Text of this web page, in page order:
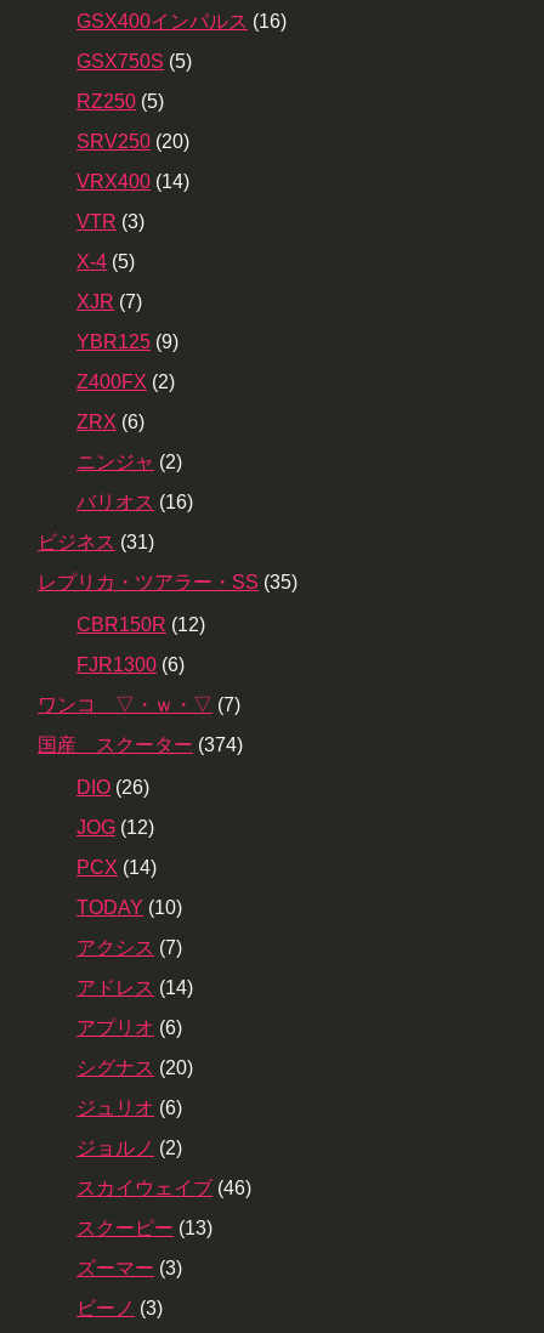
GSX400インパルス (16)
GSX750S (5)
RZ250 (5)
SRV250 (20)
VRX400 (14)
VTR (3)
X-4 (5)
XJR (7)
YBR125 (9)
Z400FX (2)
ZRX (6)
ニンジャ (2)
バリオス (16)
ビジネス (31)
レプリカ・ツアラー・SS (35)
CBR150R (12)
FJR1300 (6)
ワンコ ▽・ｗ・▽ (7)
国産 スクーター (374)
DIO (26)
JOG (12)
PCX (14)
TODAY (10)
アクシス (7)
アドレス (14)
アプリオ (6)
シグナス (20)
ジュリオ (6)
ジョルノ (2)
スカイウェイブ (46)
スクーピー (13)
ズーマー (3)
ビーノ (3)